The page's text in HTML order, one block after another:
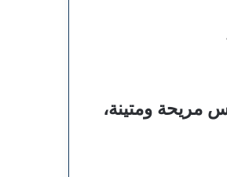
مريحة ومتينة،